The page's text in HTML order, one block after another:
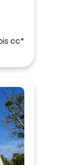
cc*